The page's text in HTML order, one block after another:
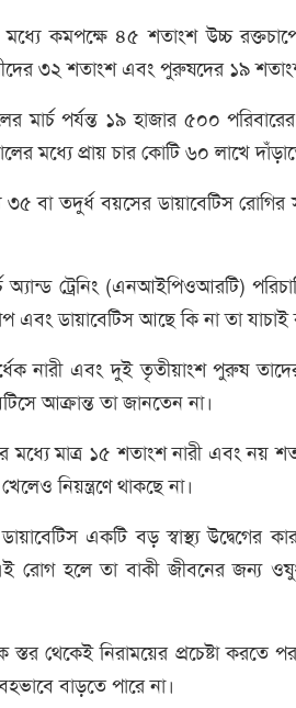
কমপক্ষে ৪৫ শতাংশ উচ্চ
৩২ শতাংশ এবং পুরুষদের ১৯
মার্চ পর্যন্ত ১৯ হাজার ৫০০
মধ্যে প্রায় চার কোটি ৬০ লাখে
বা তদুর্ধ বয়সের ডায়াবেটিস রোগির
অ্যান্ড ট্রেনিং (এনআইপিওআরটি)
এবং ডায়াবেটিস আছে কি না তা যাচাই
নারী এবং দুই তৃতীয়াংশ পুরুষ
আক্রান্ত তা জানতেন না।
মধ্যে মাত্র ১৫ শতাংশ নারী এবং নয়
নিয়ন্ত্রণে থাকছে না।
একটি বড় স্বাস্থ্য
রোগ হলে তা বাকী জীবনের জন্য
থেকেই নিরাময়ের প্রচেষ্টা করতে
বাড়তে পারে না।